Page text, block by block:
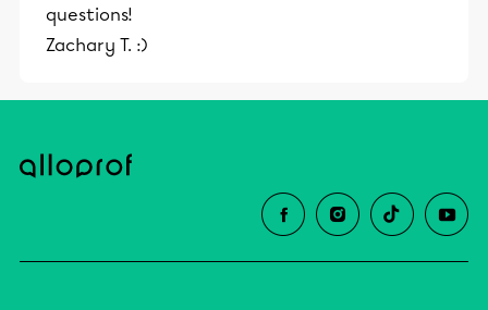
questions!
Zachary T. :)